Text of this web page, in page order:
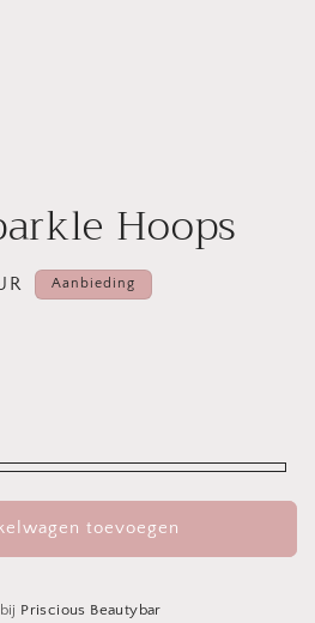
Hoops
Aanbieding
toevoegen
Priscious Beautybar